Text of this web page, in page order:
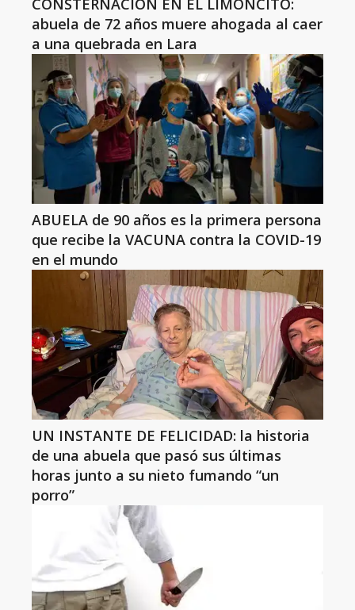
CONSTERNACIÓN EN EL LIMONCITO:
abuela de 72 años muere ahogada al caer
a una quebrada en Lara
ABUELA de 90 años es la primera persona
que recibe la VACUNA contra la COVID-19
en el mundo
UN INSTANTE DE FELICIDAD: la historia
de una abuela que pasó sus últimas
horas junto a su nieto fumando “un
porro”